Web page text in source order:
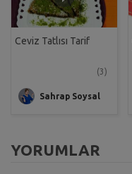
Ceviz Tatlısı Tarif
(3)
Sahrap Soysal
YORUMLAR